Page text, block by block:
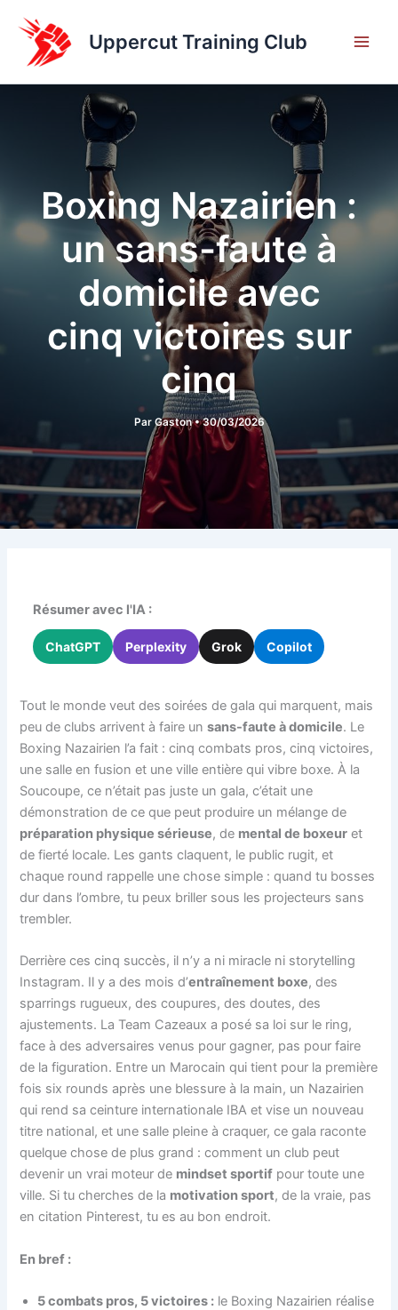
contenu
Uppercut Training Club
Boxing Nazairien :
un sans-faute à
domicile avec
cinq victoires sur
cinq
Par Gaston•30/03/2026
Résumer avec l'IA :
ChatGPT Perplexity Grok Copilot
Tout le monde veut des soirées de gala qui marquent, mais
peu de clubs arrivent à faire unsans-faute à domicile. Le
Boxing Nazairien l’a fait : cinq combats pros, cinq victoires,
une salle en fusion et une ville entière qui vibre boxe. À la
Soucoupe, ce n’était pas juste un gala, c’était une
démonstration de ce que peut produire un mélange de
préparation physique sérieuse, de mental de boxeur et
de fierté locale. Les gants claquent, le public rugit, et
chaque round rappelle une chose simple : quand tu bosses
dur dans l’ombre, tu peux briller sous les projecteurs sans
trembler.
Derrière ces cinq succès, il n’y a ni miracle ni storytelling
Instagram. Il y a des mois d’entraînement boxe, des
sparrings rugueux, des coupures, des doutes, des
ajustements. La Team Cazeaux a posé sa loi sur le ring,
face à des adversaires venus pour gagner, pas pour faire
de la figuration. Entre un Marocain qui tient pour la première
fois six rounds après une blessure à la main, un Nazairien
qui rend sa ceinture internationale IBA et vise un nouveau
titre national, et une salle pleine à craquer, ce gala raconte
quelque chose de plus grand : comment un club peut
devenir un vrai moteur de mindset sportif pour toute une
ville. Si tu cherches de la motivation sport, de la vraie, pas
en citation Pinterest, tu es au bon endroit.
En bref :
5 combats pros, 5 victoires : le Boxing Nazairien réalise